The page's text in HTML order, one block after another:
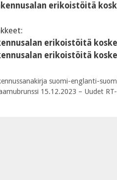
erikoistöitä
erikoistöitä
erikoistöitä
suomi-englanti-
15.12.2023 – Uudet